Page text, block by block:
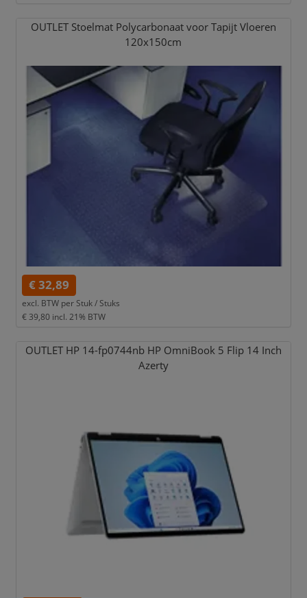
OUTLET Stoelmat Polycarbonaat voor Tapijt Vloeren
120x150cm
€ 32,89
excl. BTW per Stuk / Stuks
€ 39,80 incl. 21% BTW
OUTLET HP 14-fp0744nb HP OmniBook 5 Flip 14 Inch
Azerty